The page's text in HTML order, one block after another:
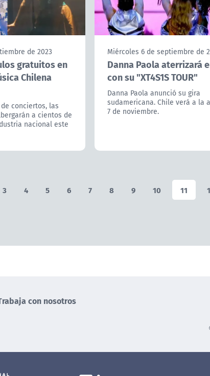
de 2023
gratuitos en
Chilena
conciertos, las
a cientos de
nacional este
Miércoles 6 de septiembre de
Danna Paola aterrizará
con su "XT4S1S TOUR"
Danna Paola anunció su gira
sudamericana. Chile verá a la
7 de noviembre.
3 4 5 6 7 8 9 10 11
con nosotros